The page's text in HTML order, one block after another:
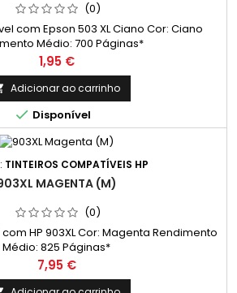
(0)
com Epson 503 XL Ciano Cor: Ciano
Médio: 700 Páginas*
Preço
1,95 €
Adicionar ao carrinho
 Disponível
TINTEIROS COMPATÍVEIS HP
MAGENTA (M)
(0)
HP 903XL Cor: Magenta Rendimento
Médio: 825 Páginas*
Preço
7,95 €